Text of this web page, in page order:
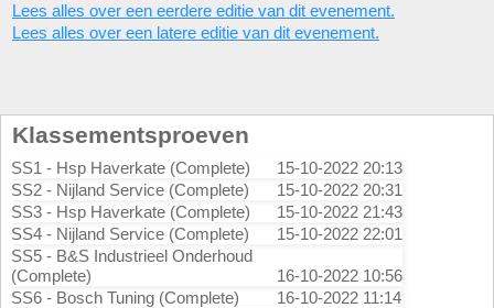
Lees alles over een eerdere editie van dit evenement.
Lees alles over een latere editie van dit evenement.
Klassementsproeven
SS1 - Hsp Haverkate (Complete)
15-10-2022 20:13
SS2 - Nijland Service (Complete)
15-10-2022 20:31
SS3 - Hsp Haverkate (Complete)
15-10-2022 21:43
SS4 - Nijland Service (Complete)
15-10-2022 22:01
SS5 - B&S Industrieel Onderhoud
(Complete)
16-10-2022 10:56
SS6 - Bosch Tuning (Complete)
16-10-2022 11:14